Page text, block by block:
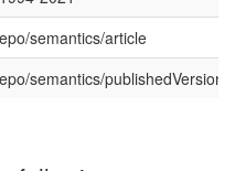
semantics/article
semantics/publishedVersion